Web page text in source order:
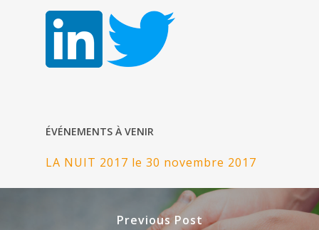
ÉVÉNEMENTS À VENIR
LA NUIT 2017 le 30 novembre 2017
Previous Post